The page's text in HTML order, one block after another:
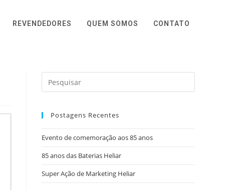
REVENDEDORES QUEM SOMOS CONTATO
Postagens Recentes
Evento de comemoração aos 85 anos
85 anos das Baterias Heliar
Super Ação de Marketing Heliar